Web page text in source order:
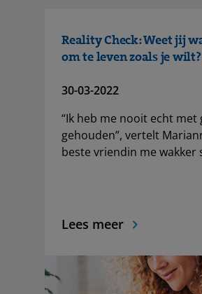
Reality Check: Weet jij
om te leven zoals je
30-03-2022
“Ik heb me nooit echt met
gehouden”, vertelt
beste vriendin me wakker
Lees meer